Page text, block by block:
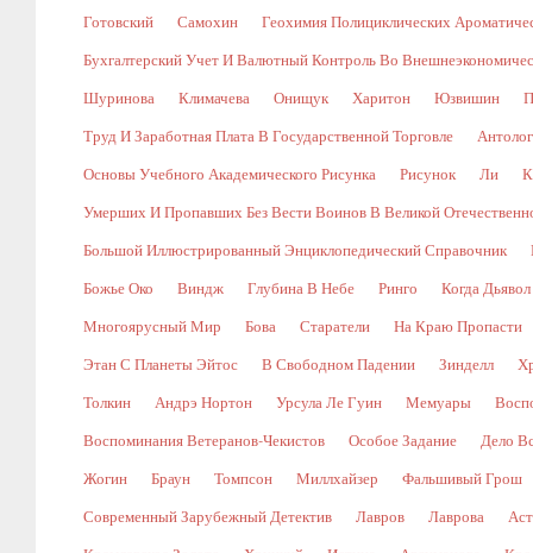
Готовский Самохин Геохимия Полициклических
Бухгалтерский Учет И Валютный Контроль Во
Шуринова Климачева Онищук Харитон Юзвишин
Труд И Заработная Плата В Государственной Торговле
Основы Учебного Академического Рисунка Рисунок Ли
Умерших И Пропавших Без Вести Воинов В Великой
Большой Иллюстрированный Энциклопедический Справочник
Божье Око Виндж Глубина В Небе Ринго Когда
Многоярусный Мир Бова Старатели На Краю Пропасти
Этан С Планеты Эйтос В Свободном Падении Зинделл
Толкин Андрэ Нортон Урсула Ле Гуин Мемуары
Воспоминания Ветеранов-Чекистов Особое Задание Дело
Жогин Браун Томпсон Миллхайзер Фальшивый Грош
Современный Зарубежный Детектив Лавров Лаврова